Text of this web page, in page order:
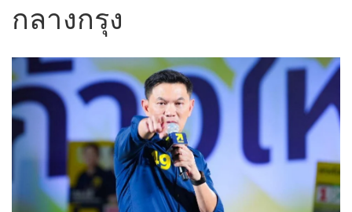
กลางกรุง